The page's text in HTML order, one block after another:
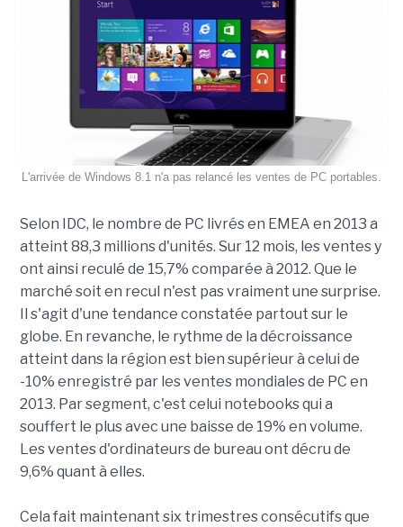
L'arrivée de Windows 8.1 n'a pas relancé les ventes de PC portables.
Selon IDC, le nombre de PC livrés en EMEA en 2013 a
atteint 88,3 millions d'unités. Sur 12 mois, les ventes y
ont ainsi reculé de 15,7% comparée à 2012. Que le
marché soit en recul n'est pas vraiment une surprise.
Il s'agit d'une tendance constatée partout sur le
globe. En revanche, le rythme de la décroissance
atteint dans la région est bien supérieur à celui de
-10% enregistré par les ventes mondiales de PC en
2013. Par segment, c'est celui notebooks qui a
souffert le plus avec une baisse de 19% en volume.
Les ventes d'ordinateurs de bureau ont décru de
9,6% quant à elles.
Cela fait maintenant six trimestres consécutifs que